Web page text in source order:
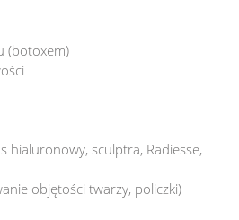
(botoxem)
hialuronowy, sculptra, Radiesse,
objętości twarzy, policzki)